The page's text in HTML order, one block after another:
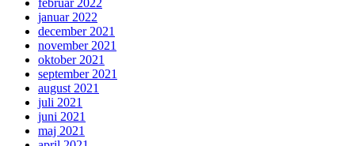
januar 2022
december 2021
november 2021
oktober 2021
september 2021
august 2021
juli 2021
juni 2021
maj 2021